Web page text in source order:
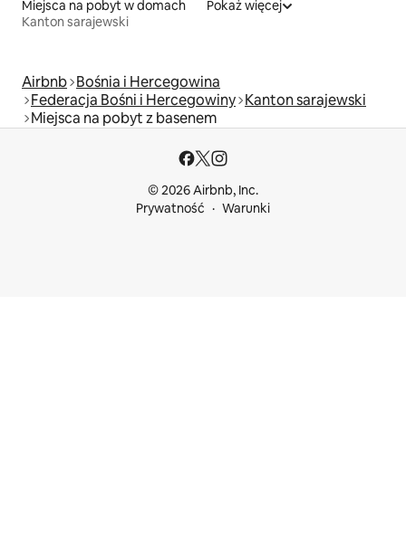
Miejsca na pobyt w domach
Kanton sarajewski
Pokaż więcej
Airbnb Bośnia i Hercegowina
Federacja Bośni i Hercegowiny Kanton sarajewski
Miejsca na pobyt z basenem
© 2026 Airbnb, Inc.
Prywatność
Warunki